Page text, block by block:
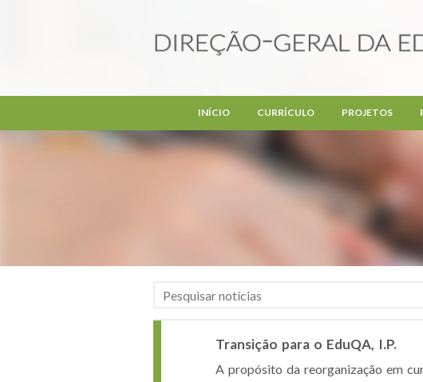
INÍCIO CURRÍCULO PROJETOS
Transição para o EduQA, I.P.
A propósito da reorganização em